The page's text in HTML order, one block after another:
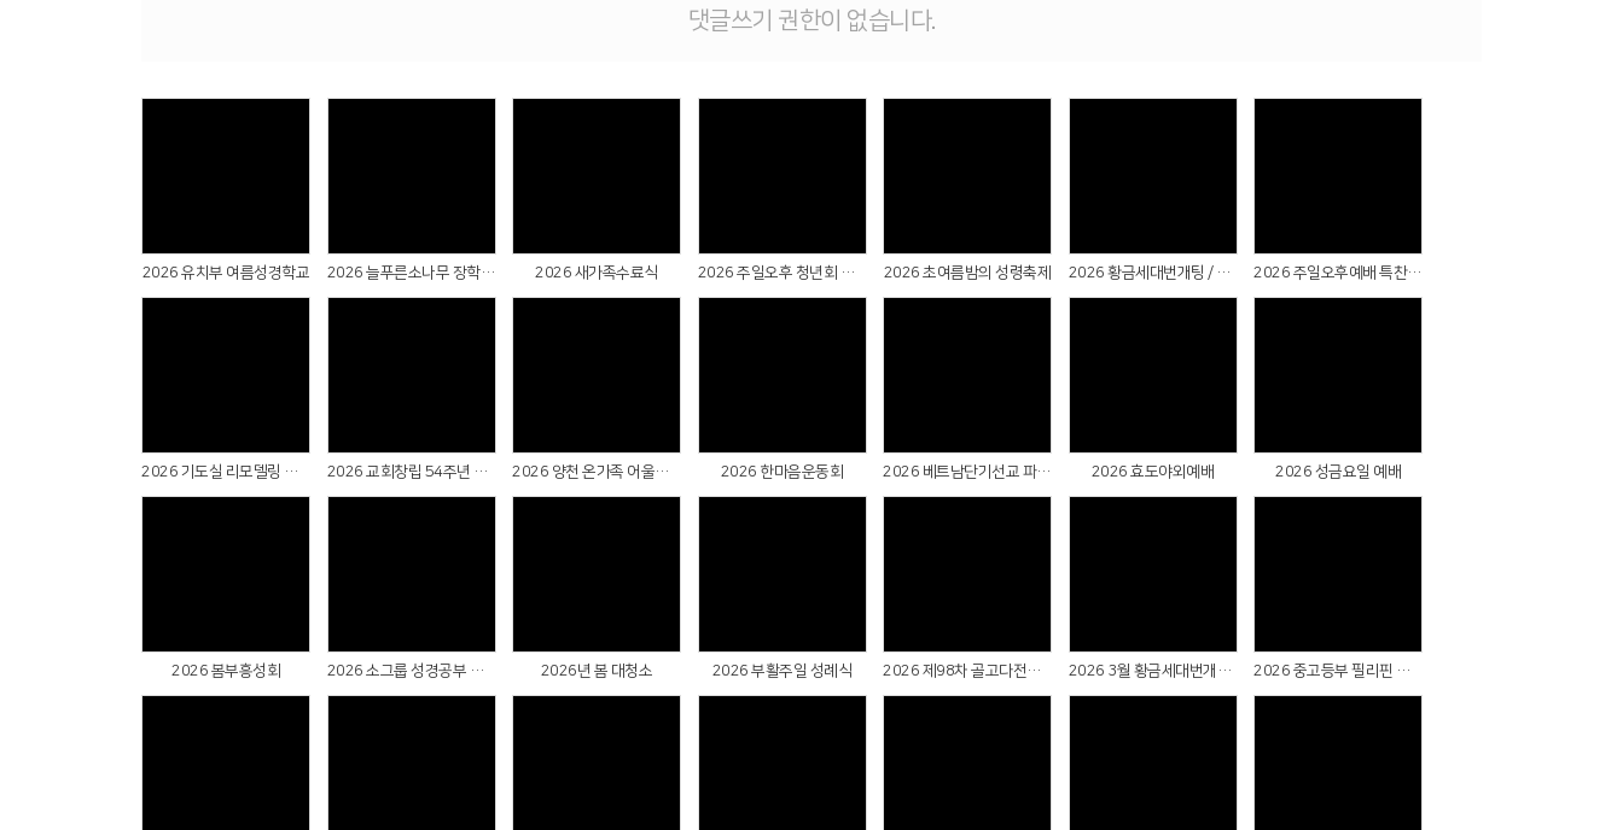
댓글쓰기 권한이 없습니다.
2026 유치부 여름성경학교 2026 늘푸른소나무 장학금 전달식 2026 새가족수료식 2026 주일오후 청년회 헌신예배 & 성례식 & 군복무자 선물전달식 2026 초여름밤의 성령축제 2026 황금세대번개팅 / 마장호수출렁다리(파주) 2026 주일오후예배 특찬 & 실버대학장구반 공연
2026 기도실 리모델링 감사예배 & 새가족수료식 2026 교회창립 54주년 감사주일 2026 양천 온가족 어울림축제 2026 한마음운동회 2026 베트남단기선교 파송예배 2026 효도야외예배 2026 성금요일 예배
2026 봄부흥성회 2026 소그룹 성경공부 축제주일 2026년 봄 대청소 2026 부활주일 성례식 2026 제98차 골고다전도대회 지구별 팀전도 2026 3월 황금세대번개팅(대부도) 2026 중고등부 필리핀 단기선교 파송예배